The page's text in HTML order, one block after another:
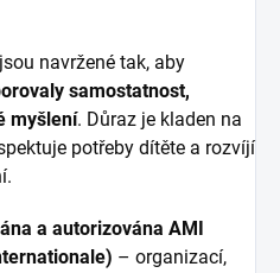
navržené tak, aby
samostatnost,
myšlení. Důraz je kladen na
potřeby dítěte a rozvíjí
a autorizována AMI
– organizací,